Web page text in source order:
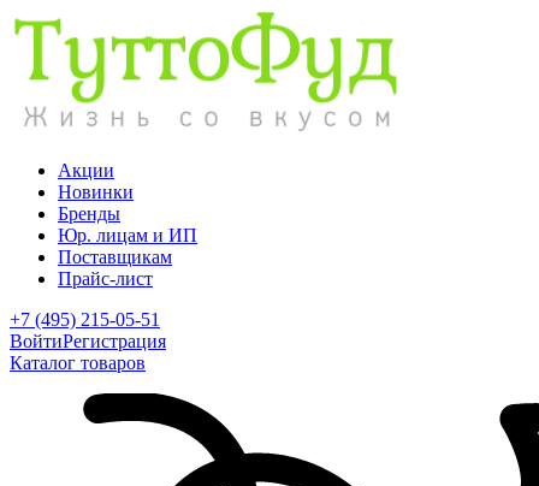
Акции
Новинки
Бренды
Юр. лицам и ИП
Поставщикам
Прайс-лист
+7 (495) 215-05-51
ВойтиРегистрация
Каталог товаров